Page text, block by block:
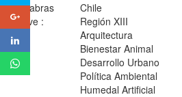
Palabras
clave :
Chile
Región XIII
Arquitectura
Bienestar Animal
Desarrollo Urbano
Política Ambiental
Humedal Artificial